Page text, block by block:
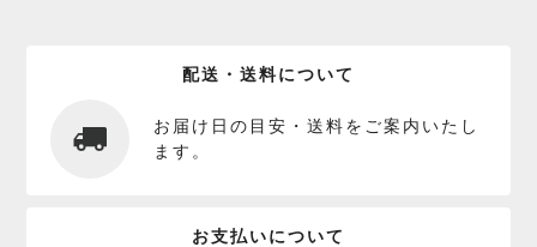
配送・送料について
お届け日の目安・送料をご案内いたし
ます。
お支払いについて